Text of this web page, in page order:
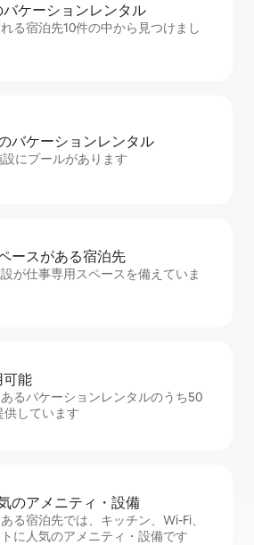
ケ⁠ー⁠シ⁠ョ⁠ンレ⁠ン⁠タ⁠ル
る宿泊先10件の中から見つけまし
バ⁠ケ⁠ー⁠シ⁠ョ⁠ンレ⁠ン⁠タ⁠ル
にプールがあります
ー⁠スがあ⁠る宿⁠泊⁠先
が仕事専用スペースを備えていま
能
るバケーションレンタルのうち50
供しています
のア⁠メ⁠ニ⁠テ⁠ィ・設⁠備
る宿泊先では、キッチン、Wi-Fi、
に人気のアメニティ・設備です